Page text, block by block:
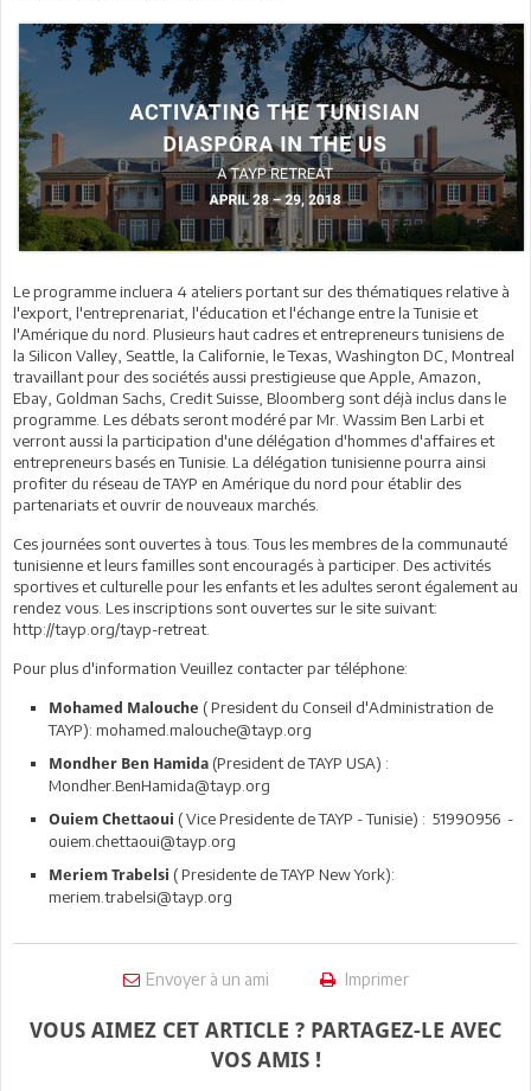
Le programme incluera 4 ateliers portant sur des thématiques relative à
l'export, l'entreprenariat, l'éducation et l'échange entre la Tunisie et
l'Amérique du nord. Plusieurs haut cadres et entrepreneurs tunisiens de
la Silicon Valley, Seattle, la Californie, le Texas, Washington DC, Montreal
travaillant pour des sociétés aussi prestigieuse que Apple, Amazon,
Ebay, Goldman Sachs, Credit Suisse, Bloomberg sont déjà inclus dans le
programme. Les débats seront modéré par Mr. Wassim Ben Larbi et
verront aussi la participation d'une délégation d'hommes d'affaires et
entrepreneurs basés en Tunisie. La délégation tunisienne pourra ainsi
profiter du réseau de TAYP en Amérique du nord pour établir des
partenariats et ouvrir de nouveaux marchés.
Ces journées sont ouvertes à tous. Tous les membres de la communauté
tunisienne et leurs familles sont encouragés à participer. Des activités
sportives et culturelle pour les enfants et les adultes seront également au
rendez vous. Les inscriptions sont ouvertes sur le site suivant:
http://tayp.org/tayp-retreat.
Pour plus d'information Veuillez contacter par téléphone:
Mohamed Malouche ( President du Conseil d'Administration de
TAYP): mohamed.malouche@tayp.org
Mondher Ben Hamida (President de TAYP USA) :
Mondher.BenHamida@tayp.org
Ouiem Chettaoui ( Vice Presidente de TAYP - Tunisie) : 51990956 -
ouiem.chettaoui@tayp.org
Meriem Trabelsi ( Presidente de TAYP New York):
meriem.trabelsi@tayp.org
Envoyer à un ami Imprimer
VOUS AIMEZ CET ARTICLE ? PARTAGEZ-LE AVEC
VOS AMIS !